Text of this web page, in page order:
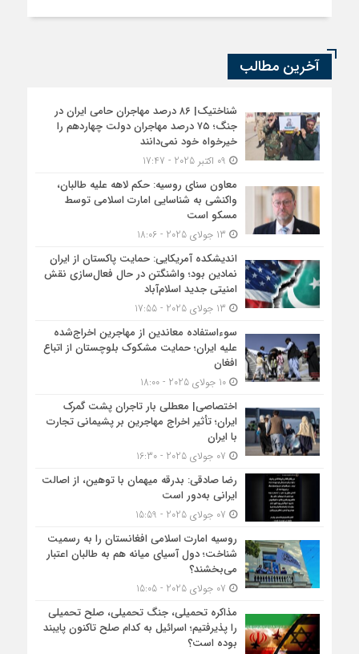
آخرین مطالب
شناختیک| ۸۶ درصد مهاجران حامی ایران در
جنگ؛ ۷۵ درصد مهاجران دولت چهاردهم را
خیرخواه خود نمی‌دانند
معاون سنای روسیه: حکم لاهه علیه طالبان،
واکنشی به شناسایی امارت اسلامی توسط
مسکو است
اندیشکده آمریکایی: حمایت پاکستان از ایران
نمادین بود؛ واشنگتن در حال فعال‌سازی نقش
امنیتی جدید اسلام‌آباد
سوءاستفاده معاندین از مهاجرین اخراج‌شده
علیه ایران؛ حمایت مشکوک بلوچستان از اتباع
افغان
10 جولای 2025 - 18:00
اختصاصی| معطلی بار تاجران پشت گمرک
ایران؛ تأثیر اخراج مهاجرین بر پشیمانی تجارت
با ایران
رضا صادقی: بدرقه میهمان با توهین، از اصالت
ایرانی به‌دور است
روسیه امارت اسلامی افغانستان را به رسمیت
شناخت؛ دول آسیای میانه هم به طالبان اعتبار
می‎‌بخشند؟
مذاکره تحمیلی، جنگ تحمیلی، صلح تحمیلی
را پذیرفتیم؛ اسرائیل به کدام صلح تاکنون پایبند
بوده است؟